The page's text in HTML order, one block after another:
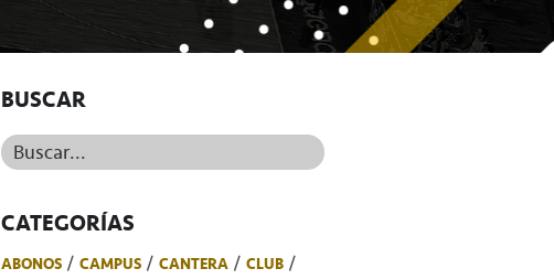
BUSCAR
Buscar...
CATEGORÍAS
ABONOS CAMPUS CANTERA
CLUB